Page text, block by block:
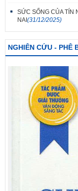
SỨC SỐNG CỦA TÍN
NAI(31/12/2025)
NGHIÊN CỨU - PHÊ